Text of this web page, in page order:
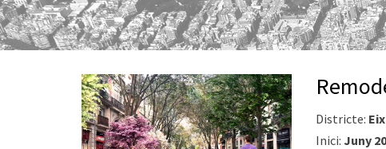
Districte:
Inici: Juny